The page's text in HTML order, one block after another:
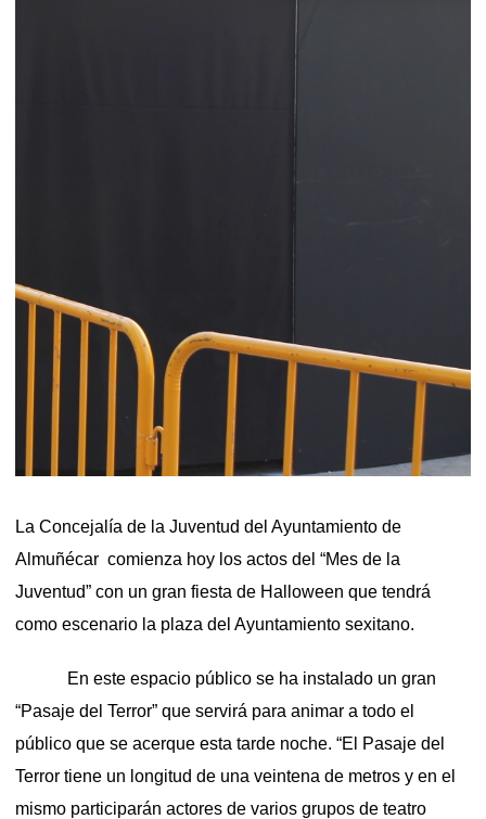
La Concejalía de la Juventud del Ayuntamiento de
Almuñécar comienza hoy los actos del “Mes de la
Juventud” con un gran fiesta de Halloween que tendrá
como escenario la plaza del Ayuntamiento sexitano.
En este espacio público se ha instalado un gran
“Pasaje del Terror” que servirá para animar a todo el
público que se acerque esta tarde noche. “El Pasaje del
Terror tiene un longitud de una veintena de metros y en el
mismo participarán actores de varios grupos de teatro